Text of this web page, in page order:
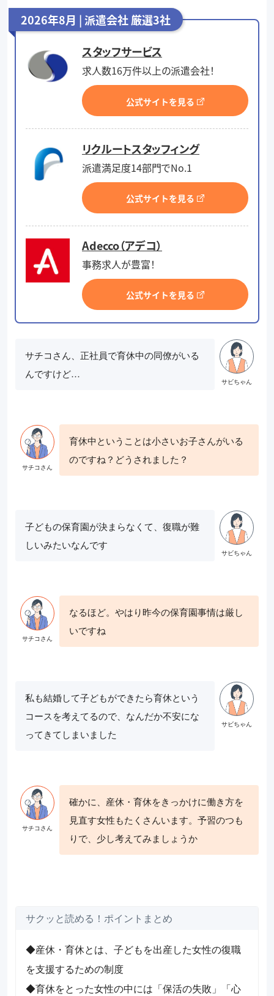
2026年8月 | 派遣会社 厳選3社
スタッフサービス
求人数16万件以上の派遣会社！
公式サイトを見る
リクルートスタッフィング
派遣満足度14部門でNo.1
公式サイトを見る
Adecco（アデコ）
事務求人が豊富！
公式サイトを見る
サチコさん、正社員で育休中の同僚がいる
んですけど…
育休中ということは小さいお子さんがいる
のですね？どうされました？
子どもの保育園が決まらなくて、復職が難
しいみたいなんです
なるほど。やはり昨今の保育園事情は厳し
いですね
私も結婚して子どもができたら育休という
コースを考えてるので、なんだか不安にな
ってきてしまいました
確かに、産休・育休をきっかけに働き方を
見直す女性もたくさんいます。予習のつも
りで、少し考えてみましょうか
サクッと読める！ポイントまとめ
◆産休・育休とは、子どもを出産した女性の復職
を支援するための制度
◆育休をとった女性の中には「保活の失敗」「心